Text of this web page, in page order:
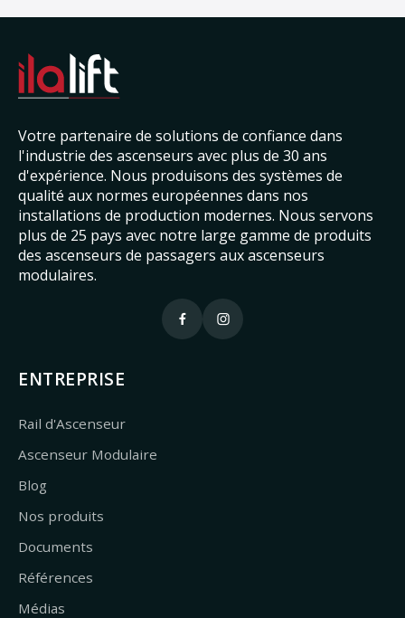
Votre partenaire de solutions de confiance dans
l'industrie des ascenseurs avec plus de 30 ans
d'expérience. Nous produisons des systèmes de
qualité aux normes européennes dans nos
installations de production modernes. Nous servons
plus de 25 pays avec notre large gamme de produits
des ascenseurs de passagers aux ascenseurs
modulaires.
ENTREPRISE
Rail d'Ascenseur
Ascenseur Modulaire
Blog
Nos produits
Documents
Références
Médias